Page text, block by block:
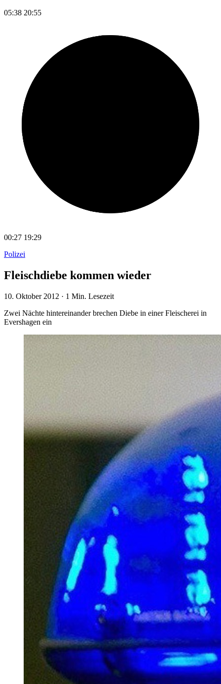
05:38 20:55
00:27 19:29
Polizei
Fleischdiebe kommen wieder
10. Oktober 2012 · 1 Min. Lesezeit
Zwei Nächte hintereinander brechen Diebe in einer Fleischerei in
Evershagen ein